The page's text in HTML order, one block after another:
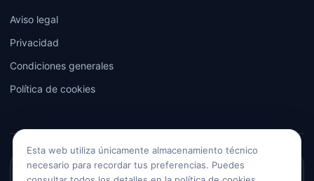
Aviso legal
Privacidad
Condiciones generales
Política de cookies
YoloPido Cliente
Esta web utiliza únicamente almacenamiento técnico
necesario para recordar tus preferencias. Puedes